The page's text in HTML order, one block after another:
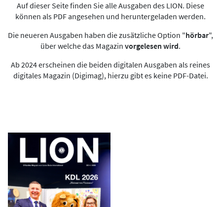
Auf dieser Seite finden Sie alle Ausgaben des LION. Diese
können als PDF angesehen und heruntergeladen werden.
Die neueren Ausgaben haben die zusätzliche Option "hörbar",
über welche das Magazin vorgelesen wird.
Ab 2024 erscheinen die beiden digitalen Ausgaben als reines
digitales Magazin (Digimag), hierzu gibt es keine PDF-Datei.